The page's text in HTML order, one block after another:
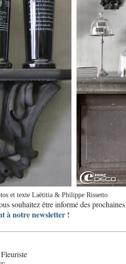
et texte Laëtitia & Philippe Rissetto
souhaitez être informé des
à notre newsletter !